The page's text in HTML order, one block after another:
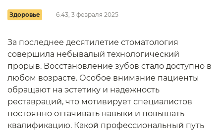
Здоровье 6:43, 3 февраля 2025
За последнее десятилетие стоматология
совершила небывалый технологический
прорыв. Восстановление зубов стало доступно в
любом возрасте. Особое внимание пациенты
обращают на эстетику и надежность
реставраций, что мотивирует специалистов
постоянно оттачивать навыки и повышать
квалификацию. Какой профессиональный путь